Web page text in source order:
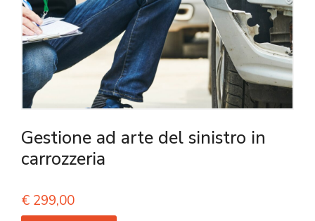
Gestione ad arte del sinistro in
carrozzeria
€ 299,00